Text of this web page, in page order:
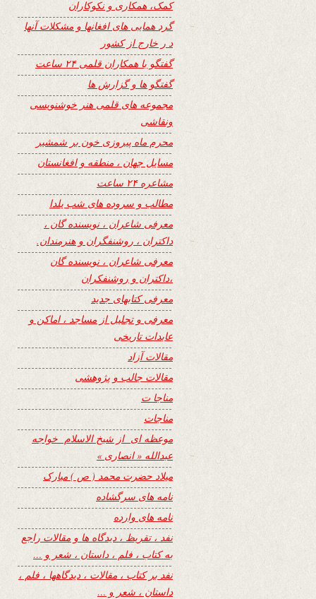
کمک، همکاری و نکوکاران
گرد همایی های افغانها و مشکلات آنها
د ر خارج از کشور
گفتگو با همکاران قلمی ۲۴ ساعت
گفتگو ها و گزارش ها
مجموعه های قلمی هنر خوشنویسی
ونقاشی
محرم ماه پیروزی خون بر شمشیر
مسایل جهان ، منطقه و افغانستان
مشاعره ۲۴ ساعت
مطالب و سروده های شب یلدا
معرفی شاعران ، نویسنده گان ،
داکتران ، روشنفگران و هنرمندان.
معرفی شاعران ، نویسنده گان
،داکتران و روشنفکران
معرفی کتابهای جدید
معرفی و تجلیل از مساجد ، اماکن و
عابدات تاریخی
مقالات آزاد
مقالات جالب و پژوهشی
مناجا ت
مناجات
موعظه ای از شیخ الاسلام خواجه
عبدالله « انصاری »
میلاد حضرت محمد ( ص ) مبارک
نامه های سرگشاده
نامه های وارده
نفد ، تقریظ ، دیدگاه ها و مقالات راجع
به کتاب ، فلم ، داستان ، شعر و …
نفد بر کتاب ، مقالات ، دیدگاهها ، فلم ،
داستان ، شعر و …